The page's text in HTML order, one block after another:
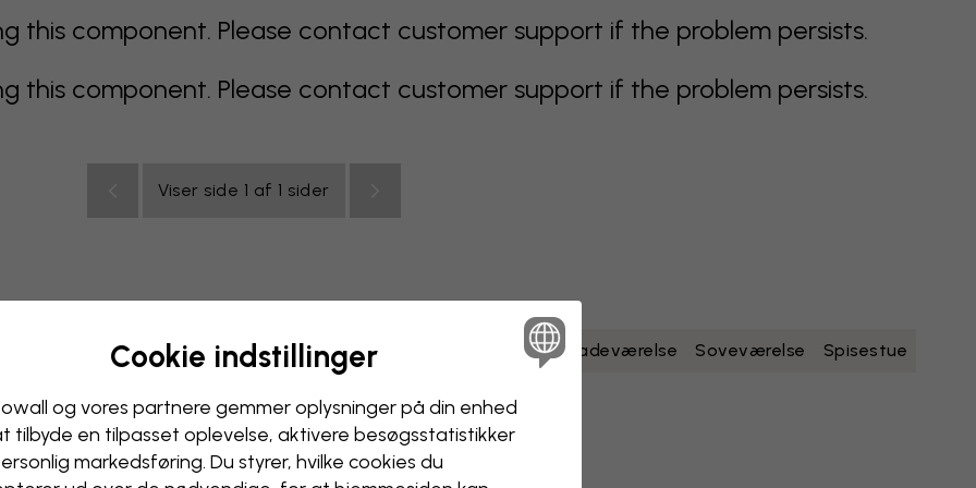
this component. Please contact customer support if the problem persists.
this component. Please contact customer support if the problem persists.
Viser side 1 af 1 sider
Orange lyserødt lilla rødt gult Badeværelse Soveværelse Spisestue
Cookie indstillinger
og vores partnere gemmer oplysninger på din enhed
tilbyde en tilpasset oplevelse, aktivere besøgs­statistikker
markedsføring. Du styrer, hvilke cookies du